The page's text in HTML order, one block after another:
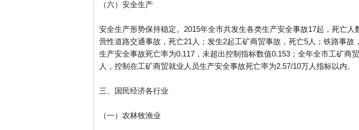
（六）安全生产
安全生产形势保持稳定。2015年全市共发生各类生产安全事故17起，死亡
营性道路交通事故，死亡21人；发生2起工矿商贸事故，死亡5人；铁路事
生产安全事故死亡率为0.117，未超出控制指标数值0.153；全年全市工矿商
人，控制在工矿商贸就业人员生产安全事故死亡率为2.57/10万人指标以内。
三、国民经济各行业
（一）农林牧渔业